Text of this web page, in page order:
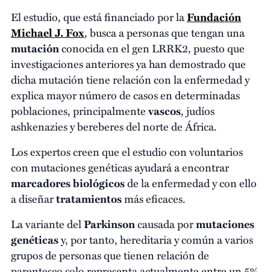
El estudio, que está financiado por laFundación
Michael J. Fox, busca a personas que tengan una
mutaciónconocida en el gen LRRK2, puesto que
investigaciones anteriores ya han demostrado que
dicha mutación tiene relación con la enfermedad y
explica mayor número de casos en determinadas
poblaciones, principalmentevascos, judíos
ashkenazies y bereberes del norte de África.
Los expertos creen que el estudio con voluntarios
con mutaciones genéticas ayudará a encontrar
marcadores biológicosde la enfermedad y con ello
a diseñartratamientosmás eficaces.
La variante delParkinsoncausada pormutaciones
genéticasy, por tanto, hereditaria y común a varios
grupos de personas que tienen relación de